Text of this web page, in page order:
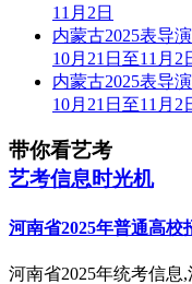
11月2日
内蒙古2025表导
10月21日至11月2
内蒙古2025表导
10月21日至11月2
带你看艺考
艺考信息时光机
河南省2025年普通高校
河南省2025年统考信息